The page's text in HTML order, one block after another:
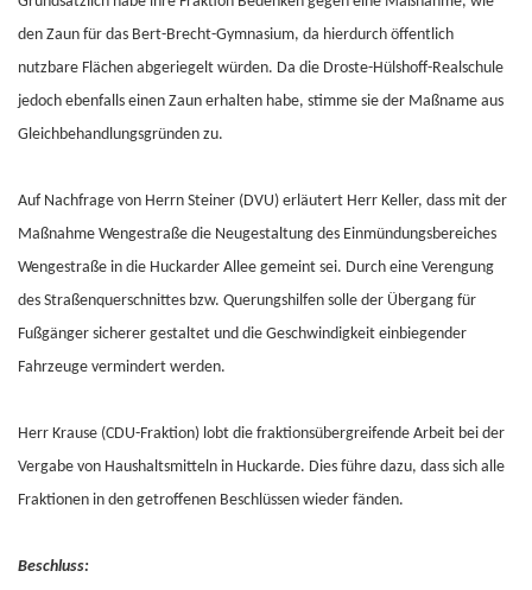
den Zaun für das Bert-Brecht-Gymnasium, da hierdurch öffentlich
nutzbare Flächen abgeriegelt würden. Da die Droste-Hülshoff-Realschule
jedoch ebenfalls einen Zaun erhalten habe, stimme sie der Maßname aus
Gleichbehandlungsgründen zu.
Auf Nachfrage von Herrn Steiner (DVU) erläutert Herr Keller, dass mit der
Maßnahme Wengestraße die Neugestaltung des Einmündungsbereiches
Wengestraße in die Huckarder Allee gemeint sei. Durch eine Verengung
des Straßenquerschnittes bzw. Querungshilfen solle der Übergang für
Fußgänger sicherer gestaltet und die Geschwindigkeit einbiegender
Fahrzeuge vermindert werden.
Herr Krause (CDU-Fraktion) lobt die fraktionsübergreifende Arbeit bei der
Vergabe von Haushaltsmitteln in Huckarde. Dies führe dazu, dass sich alle
Fraktionen in den getroffenen Beschlüssen wieder fänden.
Beschluss: